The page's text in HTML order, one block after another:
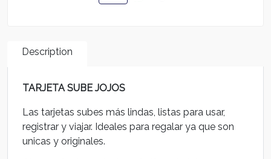
Description
TARJETA SUBE JOJOS
Las tarjetas subes más lindas, listas para usar,
registrar y viajar. Ideales para regalar ya que son
unicas y originales.